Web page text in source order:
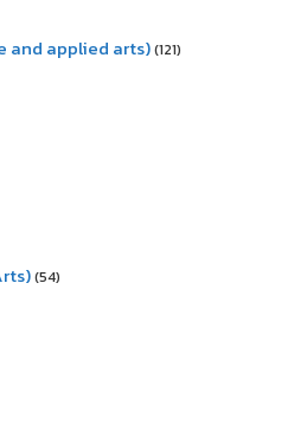
and applied arts)(121)
(54)